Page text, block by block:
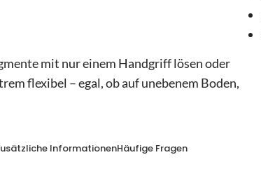
mit nur einem Handgriff lösen oder
flexibel – egal, ob auf unebenem Boden,
InformationenHäufige Fragen